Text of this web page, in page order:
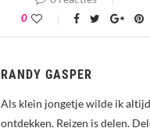
0
RANDY GASPER
Als klein jongetje wilde ik
ontdekken. Reizen is delen.